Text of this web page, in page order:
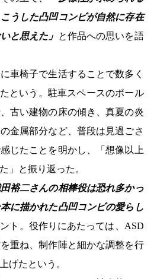
うした凸凹コンビが自然に存在
と思えた」 と作品への思いを語
車椅子で生活することで数多く
という。駐車スペースのポール
古い建物の床の傾き、真夏の炎
金属部分など、普段は見過ごさ
じたことを明かし、「想像以上
」と振り返った。
田裕二さんの相棒役は恐れ多かっ
に描かれた凸凹コンビの愛らし
ト。役作りにあたっては、ASD
重ね、制作陣と細かな調整を行
げたという。